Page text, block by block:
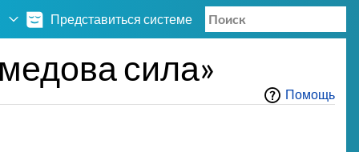
Представиться системе
сила»
Помощь